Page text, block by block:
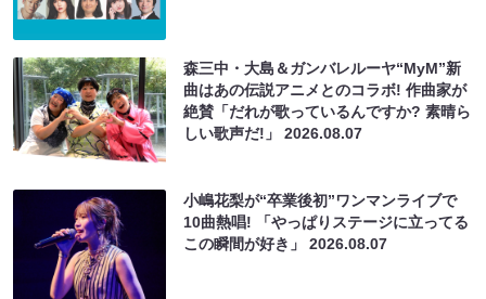
森三中・大島＆ガンバレルーヤ“MyM”新
曲はあの伝説アニメとのコラボ! 作曲家が
絶賛「だれが歌っているんですか? 素晴ら
しい歌声だ!」2026.08.07
小嶋花梨が“卒業後初”ワンマンライブで
10曲熱唱! 「やっぱりステージに立ってる
この瞬間が好き」2026.08.07